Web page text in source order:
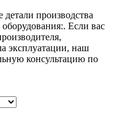
производства
Если вас
эксплуатации, наш
консультацию по